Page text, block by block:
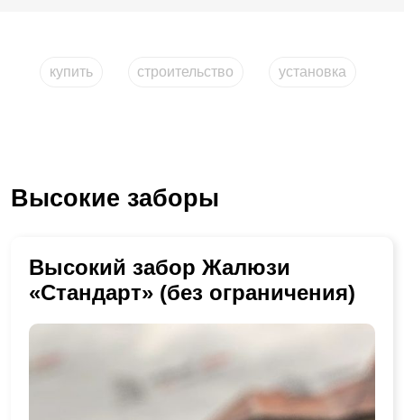
купить строительство установка
Высокие заборы
Высокий забор Жалюзи
«Стандарт» (без ограничения)